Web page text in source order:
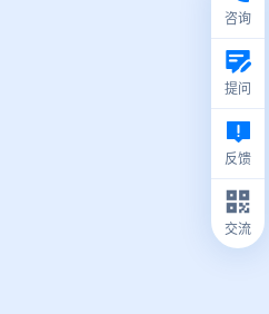
咨询
提问
反馈
交流